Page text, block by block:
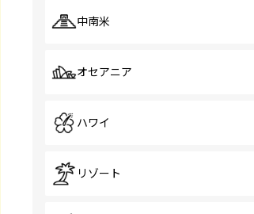
中南米
オセアニア
ハワイ
リゾート